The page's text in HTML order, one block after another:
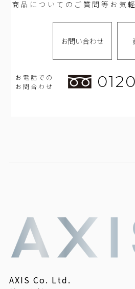
商品についてのご質問等お気
お問い合わせ
お電話での
お問合わせ
AXIS Co. Ltd.